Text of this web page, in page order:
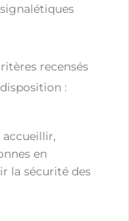
recensés
:
en
la sécurité des